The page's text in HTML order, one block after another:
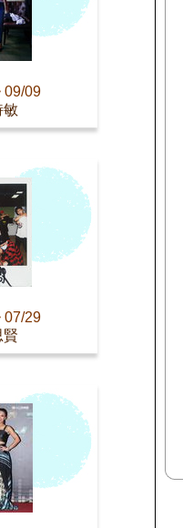
09/09
敏
07/29
賢